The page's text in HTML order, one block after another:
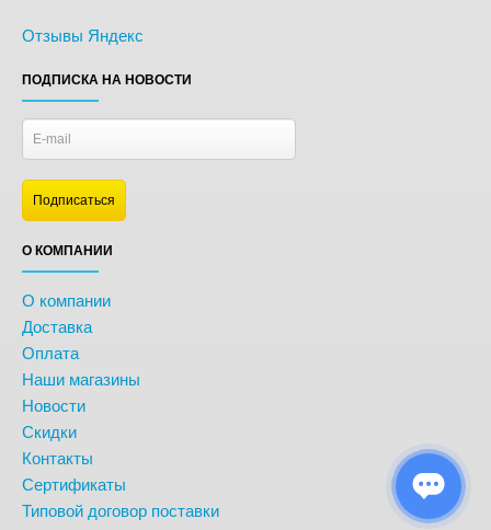
Отзывы Яндекс
ПОДПИСКА НА НОВОСТИ
О КОМПАНИИ
О компании
Доставка
Оплата
Наши магазины
Новости
Скидки
Контакты
Сертификаты
Типовой договор поставки